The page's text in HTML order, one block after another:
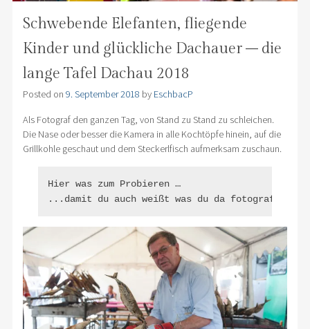
Schwebende Elefanten, fliegende
Kinder und glückliche Dachauer – die
lange Tafel Dachau 2018
Posted on 9. September 2018 by EschbacP
Als Fotograf den ganzen Tag, von Stand zu Stand zu schleichen.
Die Nase oder besser die Kamera in alle Kochtöpfe hinein, auf die
Grillkohle geschaut und dem Steckerlfisch aufmerksam zuschaun.
Hier was zum Probieren …
...damit du auch weißt was du da fotografierst